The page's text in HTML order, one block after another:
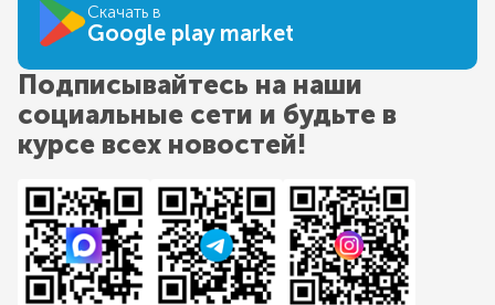
Скачать в
Google play market
Подписывайтесь на наши
социальные сети и будьте в
курсе всех новостей!